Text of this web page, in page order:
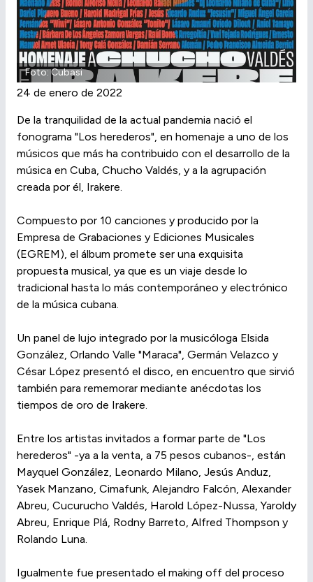
Foto: Cubasi
24 de enero de 2022
De la tranquilidad de la actual pandemia nació el
fonograma "Los herederos", en homenaje a uno de los
músicos que más ha contribuido con el desarrollo de la
música en Cuba, Chucho Valdés, y a la agrupación
creada por él, Irakere.
Compuesto por 10 canciones y producido por la
Empresa de Grabaciones y Ediciones Musicales
(EGREM), el álbum promete ser una exquisita
propuesta musical, ya que es un viaje desde lo
tradicional hasta lo más contemporáneo y electrónico
de la música cubana.
Un panel de lujo integrado por la musicóloga Elsida
González, Orlando Valle "Maraca", Germán Velazco y
César López presentó el disco, en encuentro que sirvió
también para rememorar mediante anécdotas los
tiempos de oro de Irakere.
Entre los artistas invitados a formar parte de "Los
herederos" -ya a la venta, a 75 pesos cubanos-, están
Mayquel González, Leonardo Milano, Jesús Anduz,
Yasek Manzano, Cimafunk, Alejandro Falcón, Alexander
Abreu, Cucurucho Valdés, Harold López-Nussa, Yaroldy
Abreu, Enrique Plá, Rodny Barreto, Alfred Thompson y
Rolando Luna.
Igualmente fue presentado el making off del proceso